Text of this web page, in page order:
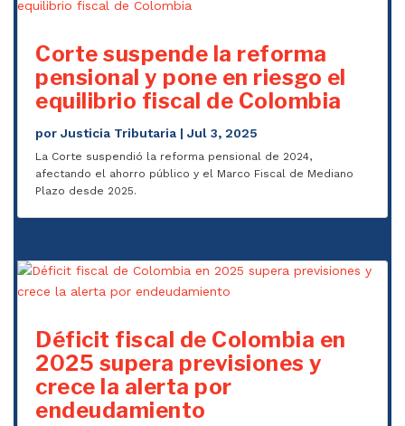
Corte suspende la reforma
pensional y pone en riesgo el
equilibrio fiscal de Colombia
porJusticia Tributaria |Jul 3, 2025
La Corte suspendió la reforma pensional de 2024,
afectando el ahorro público y el Marco Fiscal de Mediano
Plazo desde 2025.
Déficit fiscal de Colombia en
2025 supera previsiones y
crece la alerta por
endeudamiento